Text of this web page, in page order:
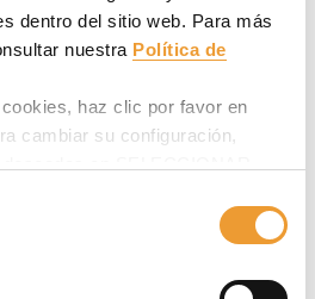
dentro del sitio web. Para más
nuestra Política de
haz clic por favor en
cambiar su configuración,